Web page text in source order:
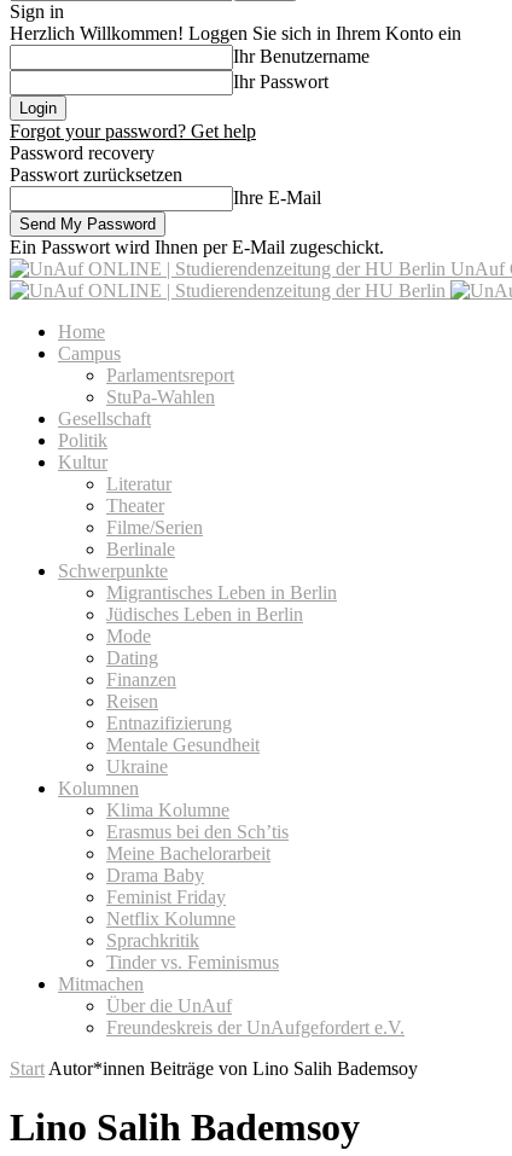
Sign in
Herzlich Willkommen! Loggen Sie sich in Ihrem Konto ein
Ihr Benutzername
Ihr Passwort
Forgot your password? Get help
Password recovery
Passwort zurücksetzen
Ihre E-Mail
Ein Passwort wird Ihnen per E-Mail zugeschickt.
UnAuf
Home
Campus
Parlamentsreport
StuPa-Wahlen
Gesellschaft
Politik
Kultur
Literatur
Theater
Filme/Serien
Berlinale
Schwerpunkte
Migrantisches Leben in Berlin
Jüdisches Leben in Berlin
Mode
Dating
Finanzen
Reisen
Entnazifizierung
Mentale Gesundheit
Ukraine
Kolumnen
Klima Kolumne
Erasmus bei den Sch’tis
Meine Bachelorarbeit
Drama Baby
Feminist Friday
Netflix Kolumne
Sprachkritik
Tinder vs. Feminismus
Mitmachen
Über die UnAuf
Freundeskreis der UnAufgefordert e.V.
Start Autor*innen Beiträge von Lino Salih Bademsoy
Lino Salih Bademsoy